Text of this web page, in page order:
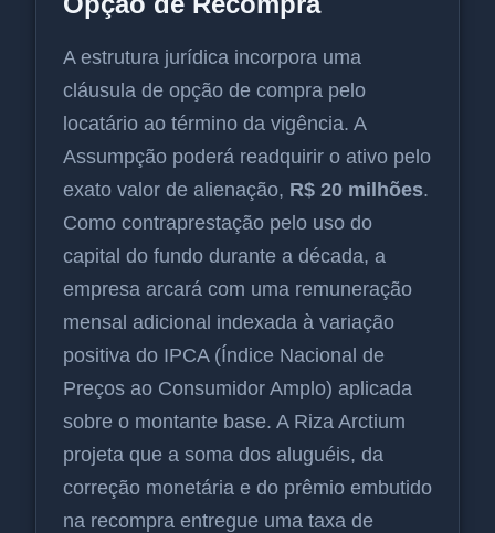
A estrutura jurídica incorpora uma
cláusula de opção de compra pelo
locatário ao término da vigência. A
Assumpção poderá readquirir o ativo pelo
exato valor de alienação, R$ 20 milhões.
Como contraprestação pelo uso do
capital do fundo durante a década, a
empresa arcará com uma remuneração
mensal adicional indexada à variação
positiva do IPCA (Índice Nacional de
Preços ao Consumidor Amplo) aplicada
sobre o montante base. A Riza Arctium
projeta que a soma dos aluguéis, da
correção monetária e do prêmio embutido
na recompra entregue uma taxa de